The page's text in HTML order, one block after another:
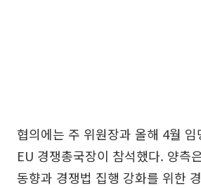
협의에는 주 위원장과 올해 4월
EU 경쟁총국장이 참석했다. 양측
동향과 경쟁법 집행 강화를 위한